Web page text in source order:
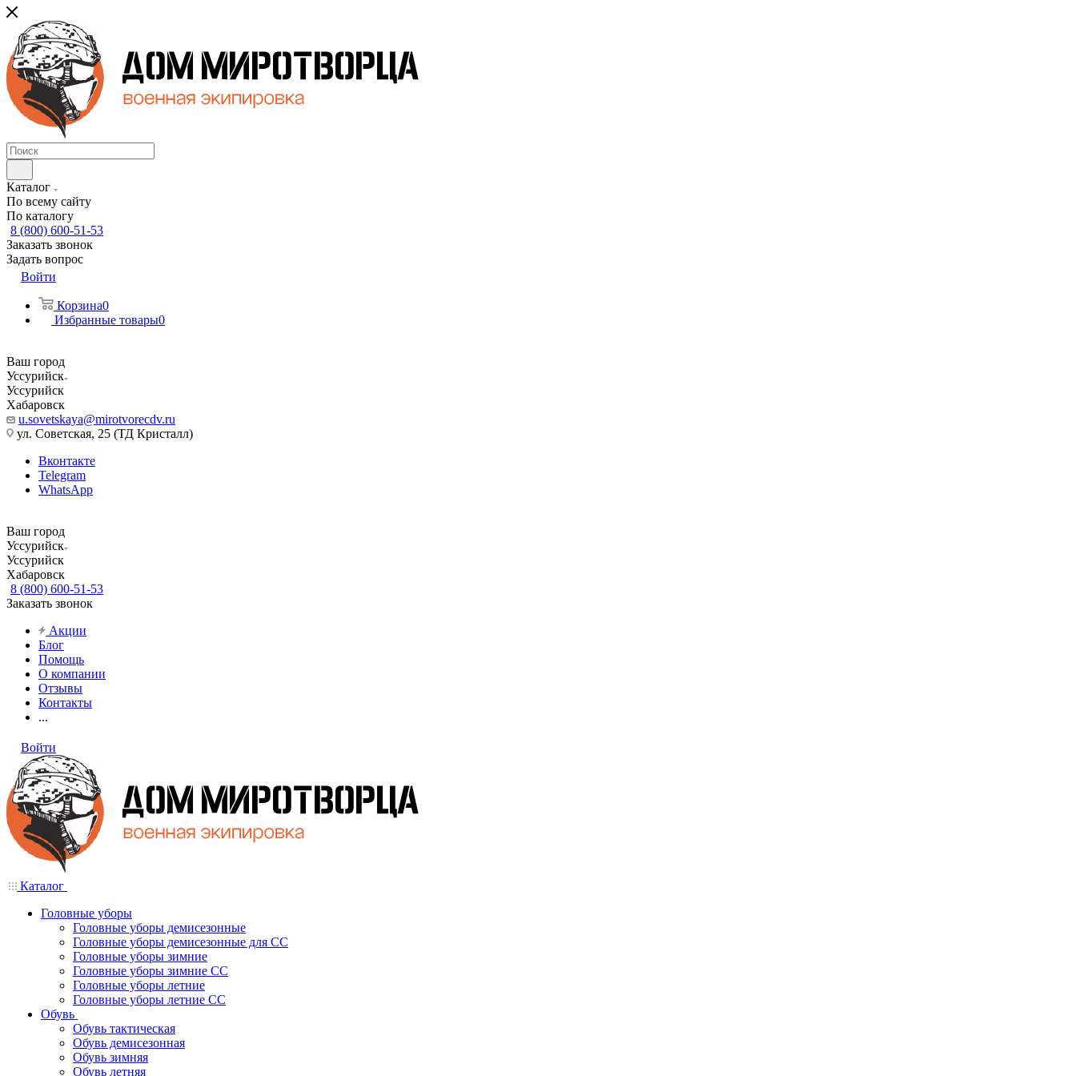
Каталог
По всему сайту
По каталогу
8 (800) 600-51-53
Заказать звонок
Задать вопрос
Войти
Корзина0
Избранные товары0
Ваш город
Уссурийск
Уссурийск
Хабаровск
u.sovetskaya@mirotvorecdv.ru
ул. Советская, 25 (ТД Кристалл)
Вконтакте
Telegram
WhatsApp
Ваш город
Уссурийск
Уссурийск
Хабаровск
8 (800) 600-51-53
Заказать звонок
Акции
Блог
Помощь
О компании
Отзывы
Контакты
...
Войти
Каталог
Головные уборы
Головные уборы демисезонные
Головные уборы демисезонные для СС
Головные уборы зимние
Головные уборы зимние СС
Головные уборы летние
Головные уборы летние СС
Обувь
Обувь тактическая
Обувь демисезонная
Обувь зимняя
Обувь летняя